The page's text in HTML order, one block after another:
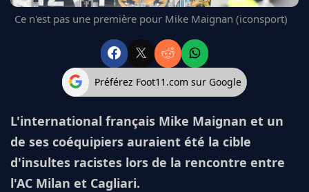
L'AVIS DE LA RÉDAC'
Ce n'est pas une première pour Mike Maignan (iconsport)
Préférez Foot11.com sur Google
L'international français Mike Maignan et un
de ses coéquipiers auraient été la cible
d'insultes racistes lors de la rencontre entre
l'AC Milan et Cagliari.